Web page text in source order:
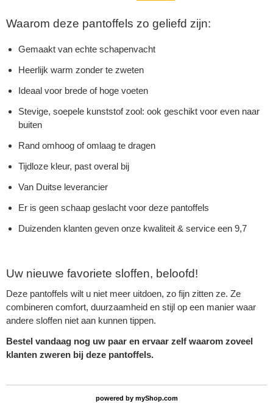
Waarom deze pantoffels zo geliefd zijn:
Gemaakt van echte schapenvacht
Heerlijk warm zonder te zweten
Ideaal voor brede of hoge voeten
Stevige, soepele kunststof zool: ook geschikt voor even naar
buiten
Rand omhoog of omlaag te dragen
Tijdloze kleur, past overal bij
Van Duitse leverancier
Er is geen schaap geslacht voor deze pantoffels
Duizenden klanten geven onze kwaliteit & service een 9,7
Uw nieuwe favoriete sloffen, beloofd!
Deze pantoffels wilt u niet meer uitdoen, zo fijn zitten ze. Ze
combineren comfort, duurzaamheid en stijl op een manier waar
andere sloffen niet aan kunnen tippen.
Bestel vandaag nog uw paar en ervaar zelf waarom zoveel
klanten zweren bij deze pantoffels.
powered by myShop.com